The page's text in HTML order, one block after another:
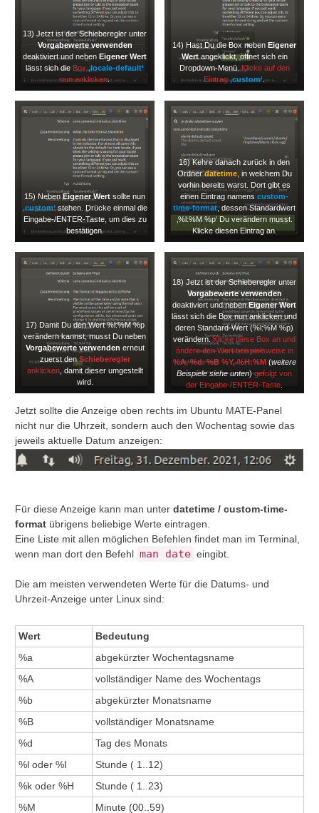
13) Jetzt ist der Schieberegler unter
Vorgabewerte verwenden
deaktiviert und neben Eigener Wert
lässt sich die Box ‚locale-default‘
nun anklicken.
14) Hast Du die Box neben Eigener
Wertangeklickt, öffnet sich ein
Dropdown-Menü. Klicke auf den
Eintrag ‚custom‘.
15) Neben Eigener Wert sollte nun
‚custom‘stehen. Drücke einmal die
Eingabe-/ENTER-Taste, um dies zu
bestätigen.
16) Kehre danach zurück in den
Ordnerdatetime, in welchem Du
vorhin bereits warst. Dort gibt es
einen Eintrag namens custom-
time-format, dessen Standardwert
‚%l:%M %p‘ Du verändern musst.
Klicke diesen Eintrag an.
17) Damit Du den Wert %l:%M %p
verändern kannst, musst Du neben
Vorgabewerte verwenden erneut
zuerst denSchieberegler
anklicken, damit dieser umgestellt
wird.
18) Jetzt ist der Schieberegler unter
Vorgabewerte verwenden
deaktiviert und nebenEigener Wert
lässt sich die Box nun anklicken und
deren Standard-Wert (%l:%M %p)
verändern.Klicke diese Box an und
ändere den Wert beispielsweise in
%A, %d. %B %Y, %H:%M(weitere
Beispiele siehe unten)gefolgt von
der Eingabe-/ENTER-Taste
Jetzt sollte die Anzeige oben rechts im Ubuntu MATE-Panel
nicht nur die Uhrzeit, sondern auch den Wochentag sowie das
jeweils aktuelle Datum anzeigen:
Für diese Anzeige kann man unter datetime / custom-time-
format übrigens beliebige Werte eintragen.
Eine Liste mit allen möglichen Befehlen findet man im Terminal,
wenn man dort den Befehl man date eingibt.
Die am meisten verwendeten Werte für die Datums- und
Uhrzeit-Anzeige unter Linux sind:
Wert
Bedeutung
%a
abgekürzter Wochentagsname
%A
vollständiger Name des Wochentags
%b
abgekürzter Monatsname
%B
vollständiger Monatsname
%d
Tag des Monats
%l oder %I
Stunde ( 1..12)
%k oder %H
Stunde ( 1..23)
%M
Minute (00..59)